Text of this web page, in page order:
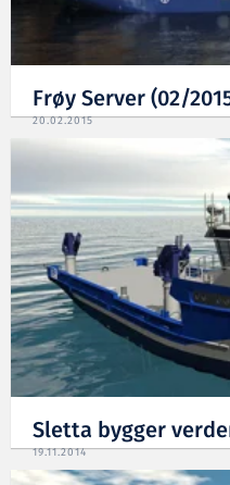
Frøy Server (02/
20.02.2015
Sletta bygger
19.11.2014